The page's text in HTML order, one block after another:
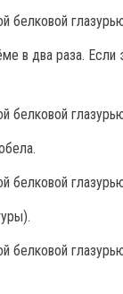
в два раза. Если